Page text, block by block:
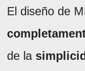
El diseño de
de la